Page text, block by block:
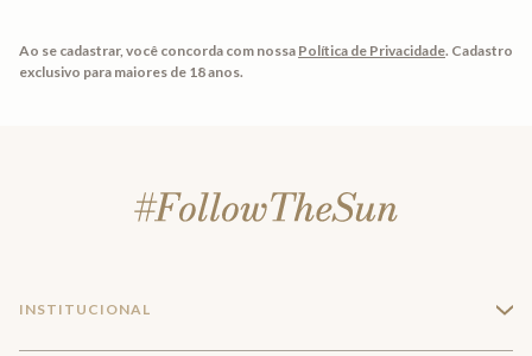
Ao se cadastrar, você concorda com nossa Política de Privacidade. Cadastro
exclusivo para maiores de 18 anos.
INSTITUCIONAL +